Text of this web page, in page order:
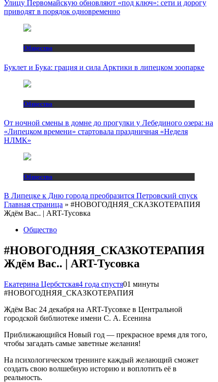
Улицу Первомайскую обновляют «под ключ»: сети и дорогу
приводят в порядок одновременно
Общество
Буклет и Бука: грация и сила Арктики в липецком зоопарке
Общество
От ночной смены в домне до прогулки у Лебединого озера: на
«Липецком времени» стартовала праздничная «Неделя
НЛМК»
Общество
В Липецке к Дню города преобразится Петровский спуск
Главная страница » #НОВОГОДНЯЯ_СКАЗКОТЕРАПИЯ
Ждём Вас.. | ART-Тусовка
Общество
#НОВОГОДНЯЯ_СКАЗКОТЕРАПИЯ
Ждём Вас.. | ART-Тусовка
Екатерина Цербстская4 года спустя01 минуты
#НОВОГОДНЯЯ_СКАЗКОТЕРАПИЯ
Ждём Вас 24 декабря на ART-Тусовке в Центральной
городской библиотеке имени С. А. Есенина
Приближающийся Новый год — прекрасное время для того,
чтобы загадать самые заветные желания!
На психологическом тренинге каждый желающий сможет
создать свою волшебную историю и воплотить её в
реальность.